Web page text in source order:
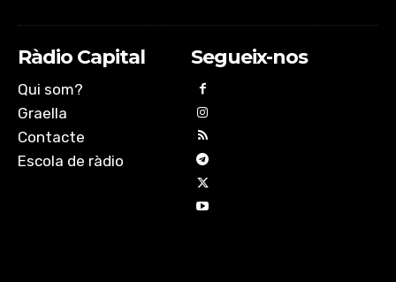
Ràdio Capital
Qui som?
Graella
Contacte
Escola de ràdio
Segueix-nos